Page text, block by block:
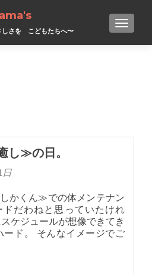
さを こどもたちへ〜
し≫の日。
日
かくん≫での体メンテナン
だわねと思っていたけれ
ケジュールが想像できてき
ド。 そんなイメージでご